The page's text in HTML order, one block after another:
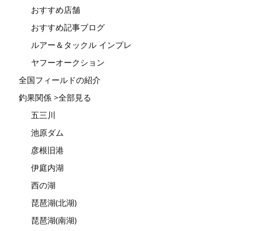
おすすめ店舗
おすすめ記事ブログ
ルアー＆タックル インプレ
ヤフーオークション
全国フィールドの紹介
釣果関係 >全部見る
五三川
池原ダム
彦根旧港
伊庭内湖
西の湖
琵琶湖(北湖)
琵琶湖(南湖)